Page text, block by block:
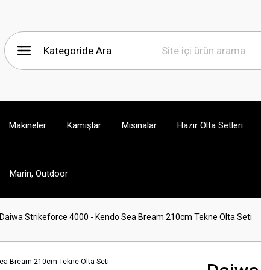
Makineler Kamışlar Misinalar Hazır Olta Setleri
Marin, Outdoor
Daiwa Strikeforce 4000 - Kendo Sea Bream 210cm Tekne Olta Seti